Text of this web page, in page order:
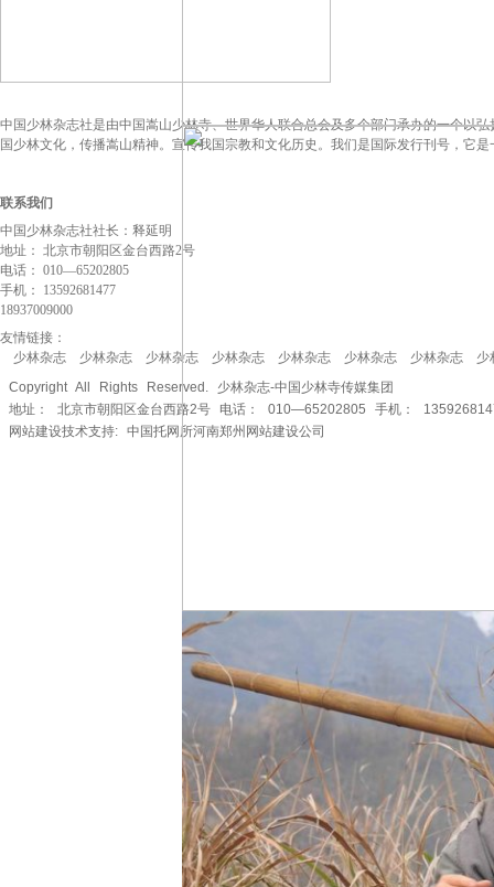
中国少林杂志社是由中国嵩山少林寺、世界华人联合总会及多个部门承办的一个以
国少林文化，传播嵩山精神。宣传我国宗教和文化历史。我们是国际发行刊号，它
联系我们
中国少林杂志社社长：释延明
地址： 北京市朝阳区金台西路2号
电话： 010—65202805
手机： 13592681477
18937009000
友情链接：
少林杂志 少林杂志 少林杂志 少林杂志 少林杂志 少林杂志 少林杂志
Copyright All Rights Reserved. 少林杂志-中国少林寺传媒集团
地址： 北京市朝阳区金台西路2号 电话： 010—65202805 手机：
网站建设技术支持: 中国托网所河南郑州网站建设公司